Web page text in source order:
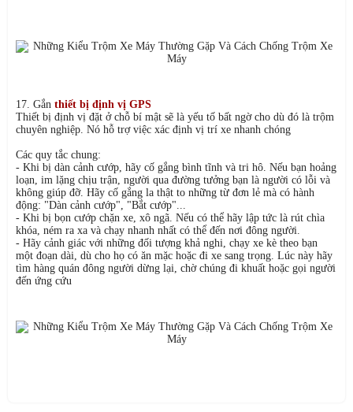
17. Gắn thiết bị định vị GPS
Thiết bị định vị đặt ở chỗ bí mật sẽ là yếu tố bất ngờ cho dù đó là trộm
chuyên nghiệp. Nó hỗ trợ việc xác định vị trí xe nhanh chóng
Các quy tắc chung:
- Khi bị dàn cảnh cướp, hãy cố gắng bình tĩnh và tri hô. Nếu bạn hoảng
loạn, im lặng chịu trận, người qua đường tưởng bạn là người có lỗi và
không giúp đỡ. Hãy cố gắng la thật to những từ đơn lẻ mà có hành
động: "Dàn cảnh cướp", "Bắt cướp"...
- Khi bị bọn cướp chặn xe, xô ngã. Nếu có thể hãy lập tức là rút chìa
khóa, ném ra xa và chạy nhanh nhất có thể đến nơi đông người.
- Hãy cảnh giác với những đối tượng khả nghi, chạy xe kè theo bạn
một đoạn dài, dù cho họ có ăn mặc hoặc đi xe sang trọng. Lúc này hãy
tìm hàng quán đông người dừng lại, chờ chúng đi khuất hoặc gọi người
đến ứng cứu